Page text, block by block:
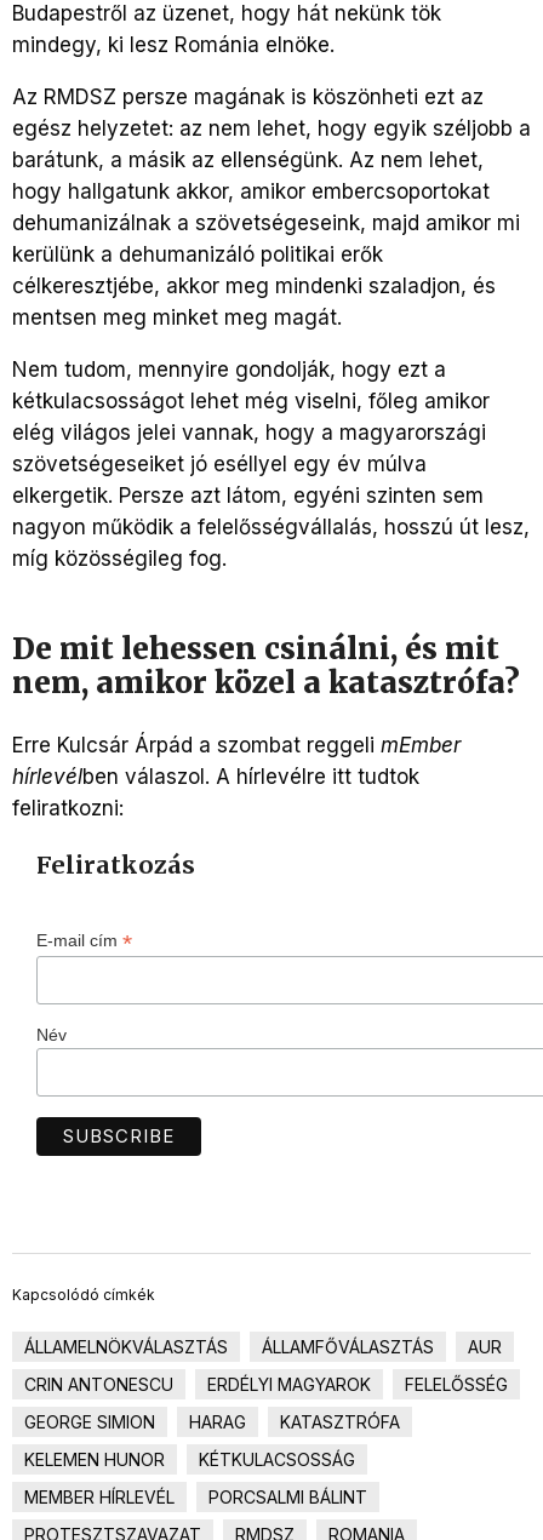
Budapestről az üzenet, hogy hát nekünk tök
mindegy, ki lesz Románia elnöke.
Az RMDSZ persze magának is köszönheti ezt az
egész helyzetet: az nem lehet, hogy egyik széljobb a
barátunk, a másik az ellenségünk. Az nem lehet,
hogy hallgatunk akkor, amikor embercsoportokat
dehumanizálnak a szövetségeseink, majd amikor mi
kerülünk a dehumanizáló politikai erők
célkeresztjébe, akkor meg mindenki szaladjon, és
mentsen meg minket meg magát.
Nem tudom, mennyire gondolják, hogy ezt a
kétkulacsosságot lehet még viselni, főleg amikor
elég világos jelei vannak, hogy a magyarországi
szövetségeseiket jó eséllyel egy év múlva
elkergetik. Persze azt látom, egyéni szinten sem
nagyon működik a felelősségvállalás, hosszú út lesz,
míg közösségileg fog.
De mit lehessen csinálni, és mit
nem, amikor közel a katasztrófa?
Erre Kulcsár Árpád a szombat reggeli mEmber
hírlevélben válaszol. A hírlevélre itt tudtok
feliratkozni:
Feliratkozás
E-mail cím *
Név
Kapcsolódó címkék
ÁLLAMELNÖKVÁLASZTÁS ÁLLAMFŐVÁLASZTÁS
AUR
CRIN ANTONESCU
ERDÉLYI MAGYAROK
FELELŐSSÉG
GEORGE SIMION
HARAG
KATASZTRÓFA
KELEMEN HUNOR
KÉTKULACSOSSÁG
MEMBER HÍRLEVÉL
PORCSALMI BÁLINT
PROTESZTSZAVAZAT
RMDSZ
ROMANIA